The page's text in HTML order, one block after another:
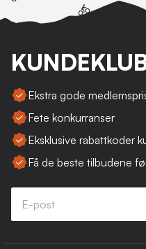
Ekstra gode
Fete konkurranser
Eksklusive rabattkoder
Få de beste tilbudene